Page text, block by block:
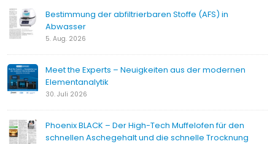
Bestimmung der abfiltrierbaren Stoffe (AFS) in
Abwasser
5. Aug. 2026
Meet the Experts – Neuigkeiten aus der modernen
Elementanalytik
30. Juli 2026
Phoenix BLACK – Der High-Tech Muffelofen für den
schnellen Aschegehalt und die schnelle Trocknung